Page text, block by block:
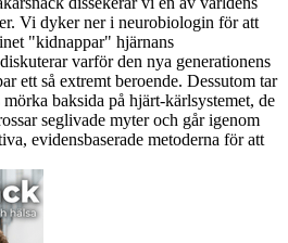
Vi dyker ner i neurobiologin för att
"kidnappar" hjärnans
varför den nya generationens
ett så extremt beroende. Dessutom tar
baksida på hjärt-kärlsystemet, de
seglivade myter och går igenom
evidensbaserade metoderna för att